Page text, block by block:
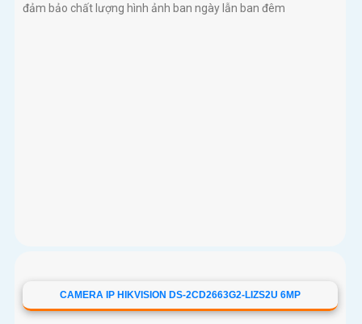
đảm bảo chất lượng hình ảnh ban ngày lẫn ban đêm
CAMERA IP HIKVISION DS-2CD2663G2-LIZS2U 6MP